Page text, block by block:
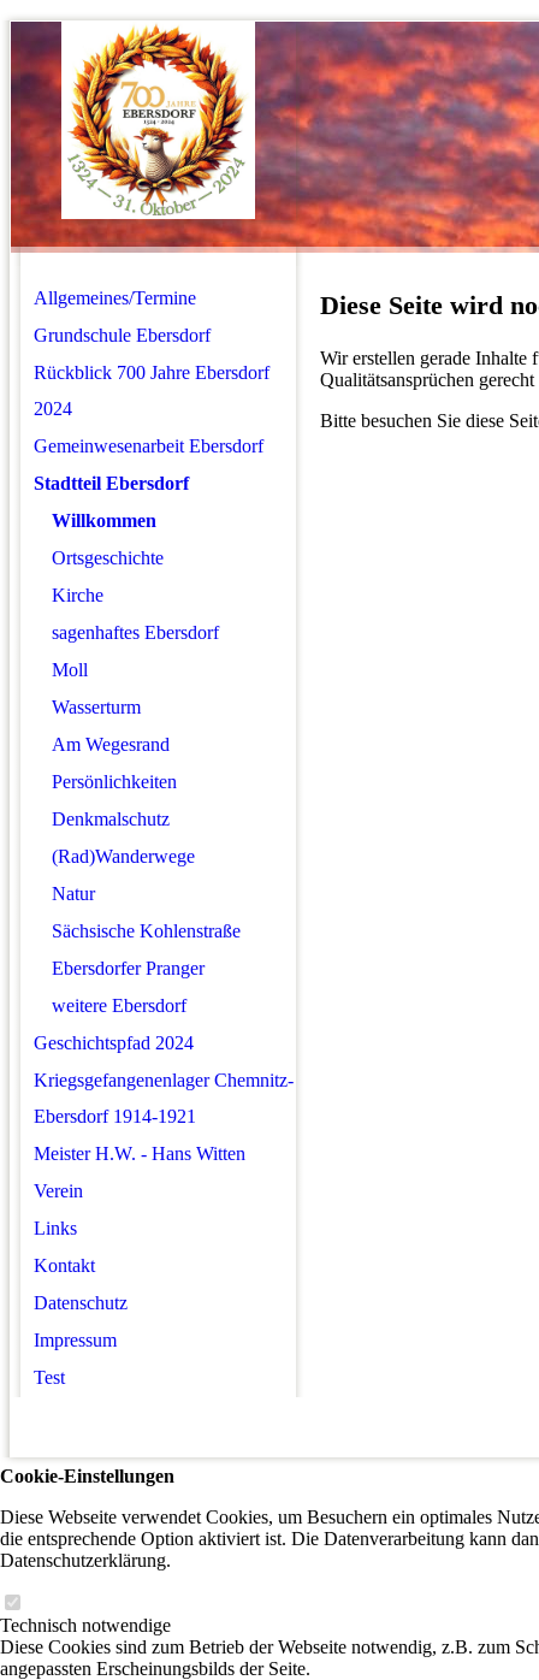
Allgemeines/Termine
Grundschule Ebersdorf
Rückblick 700 Jahre Ebersdorf
2024
Gemeinwesenarbeit Ebersdorf
Stadtteil Ebersdorf
Willkommen
Ortsgeschichte
Kirche
sagenhaftes Ebersdorf
Moll
Wasserturm
Am Wegesrand
Persönlichkeiten
Denkmalschutz
(Rad)Wanderwege
Natur
Sächsische Kohlenstraße
Ebersdorfer Pranger
weitere Ebersdorf
Geschichtspfad 2024
Kriegsgefangenenlager Chemnitz-
Ebersdorf 1914-1921
Meister H.W. - Hans Witten
Verein
Links
Kontakt
Datenschutz
Impressum
Test
Diese Seite wird
Wir erstellen gerade Inhalte
Qualitätsansprüchen
Bitte besuchen Sie diese
Cookie-Einstellungen
Diese Webseite verwendet Cookies, um Besuchern ein optimales
die entsprechende Option aktiviert ist. Die Datenverarbeitung kann
Datenschutzerklärung.
Technisch notwendige
Diese Cookies sind zum Betrieb der Webseite notwendig, z.B. zum
angepassten Erscheinungsbilds der Seite.